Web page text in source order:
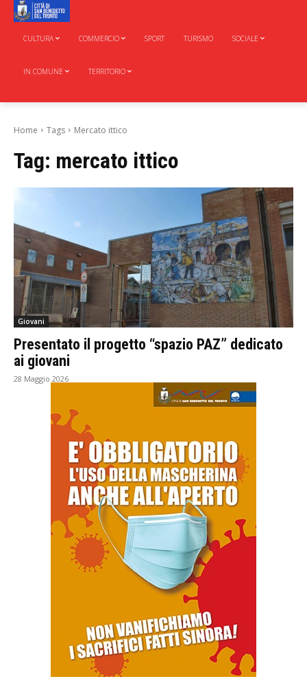
CULTURA COMMERCIO SPORT TURISMO SOCIALE
IN COMUNE TERRITORIO
Home Tags Mercato ittico
Tag: mercato ittico
Giovani
Presentato il progetto “spazio PAZ” dedicato
ai giovani
28 Maggio 2026